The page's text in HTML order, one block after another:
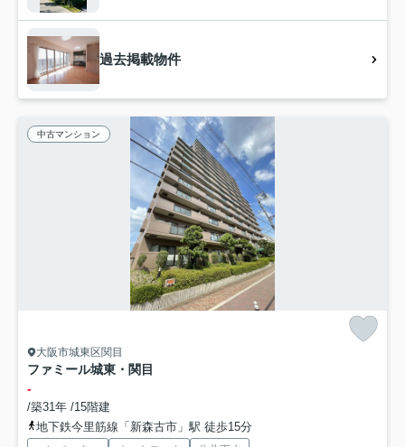
過去掲載物件
中古マンション
大阪市城東区関目
ファミール城東・関目
-
/築31年 /15階建
地下鉄今里筋線「新森古市」駅 徒歩15分